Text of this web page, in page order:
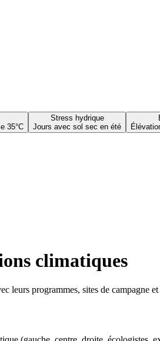
35°C
Stress hydrique
Jours avec sol sec en été
climatiques
leurs programmes, sites de campagne